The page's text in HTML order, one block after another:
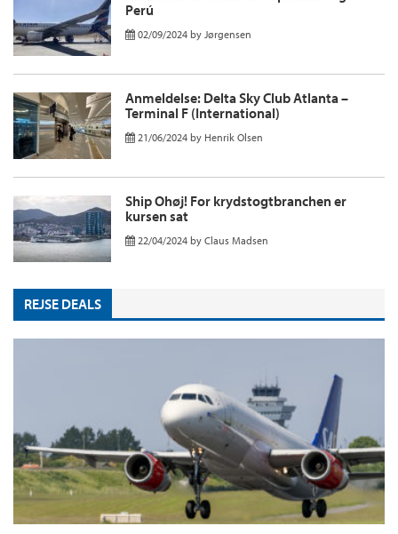
Perú
02/09/2024 by Jørgensen
Anmeldelse: Delta Sky Club Atlanta –
Terminal F (International)
21/06/2024 by Henrik Olsen
Ship Ohøj! For krydstogtbranchen er
kursen sat
22/04/2024 by Claus Madsen
REJSE DEALS